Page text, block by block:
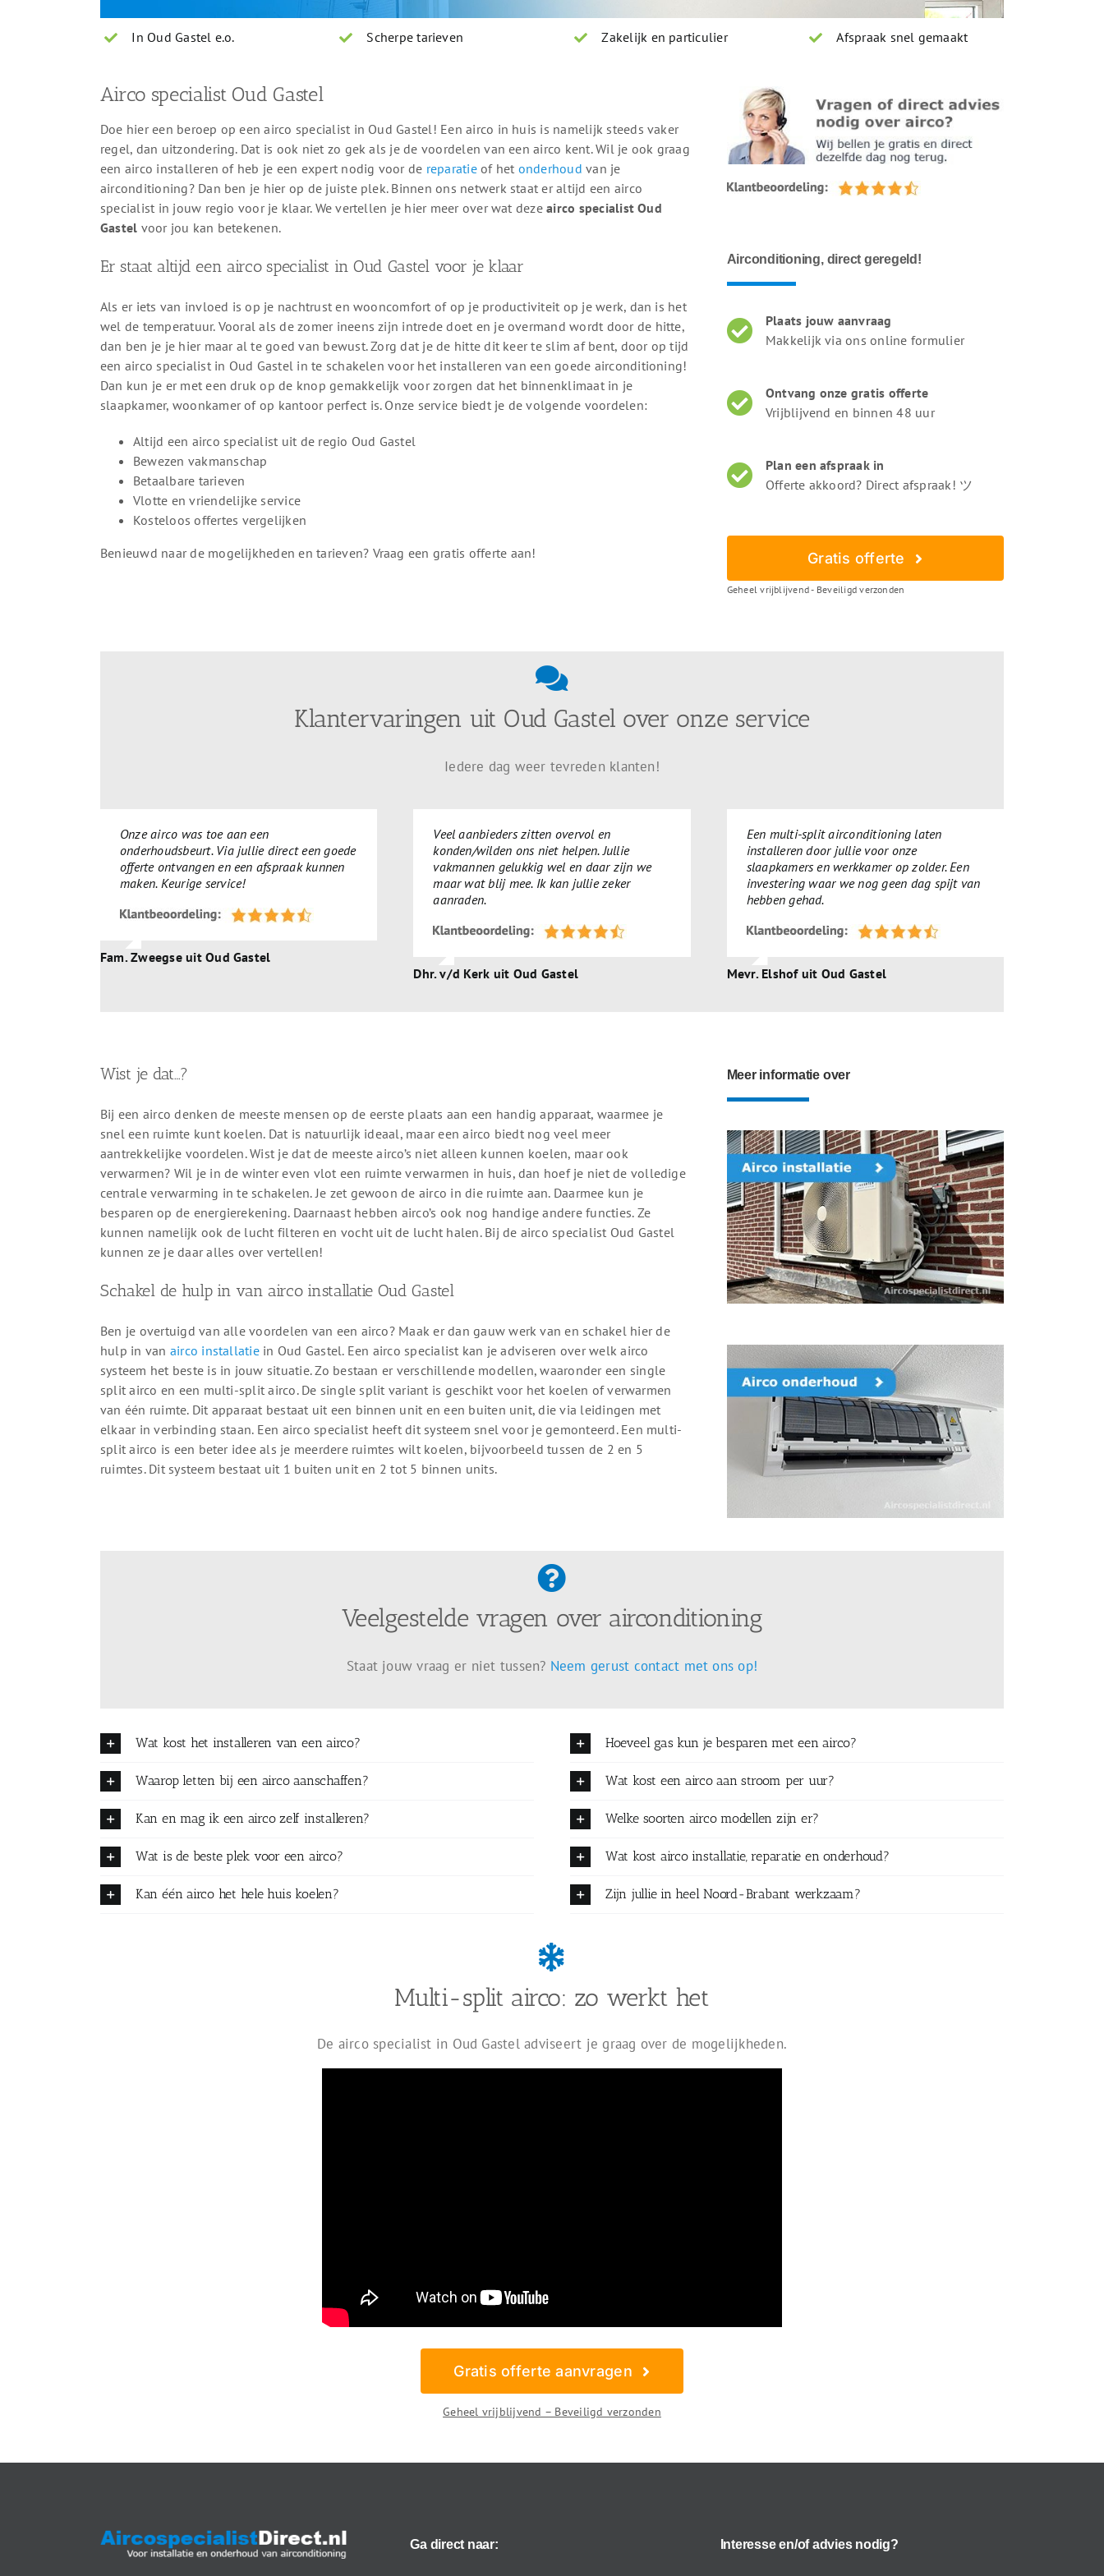
In Oud Gastel e.o. Scherpe tarieven Zakelijk en particulier Afspraak snel gemaakt
Airco specialist Oud Gastel
Doe hier een beroep op een airco specialist in Oud Gastel! Een airco in huis is namelijk steeds vaker
regel, dan uitzondering. Dat is ook niet zo gek als je de voordelen van een airco kent. Wil je ook graag
een airco installeren of heb je een expert nodig voor de reparatieof het onderhoud van je
airconditioning? Dan ben je hier op de juiste plek. Binnen ons netwerk staat er altijd een airco
specialist in jouw regio voor je klaar. We vertellen je hier meer over wat dezeairco specialist Oud
Gastel voor jou kan betekenen.
Er staat altijd een airco specialist in Oud Gastel voor je klaar
Als er iets van invloed is op je nachtrust en wooncomfort of op je productiviteit op je werk, dan is het
wel de temperatuur. Vooral als de zomer ineens zijn intrede doet en je overmand wordt door de hitte,
dan ben je je hier maar al te goed van bewust. Zorg dat je de hitte dit keer te slim af bent, door op tijd
een airco specialist in Oud Gastel in te schakelen voor het installeren van een goede airconditioning!
Dan kun je er met een druk op de knop gemakkelijk voor zorgen dat het binnenklimaat in je
slaapkamer, woonkamer of op kantoor perfect is. Onze service biedt je de volgende voordelen:
Altijd een airco specialist uit de regio Oud Gastel
Bewezen vakmanschap
Betaalbare tarieven
Vlotte en vriendelijke service
Kosteloos offertes vergelijken
Benieuwd naar de mogelijkheden en tarieven? Vraag een gratis offerte aan!
Airconditioning, direct geregeld!
Plaats jouw aanvraag
Makkelijk via ons online formulier
Ontvang onze gratis offerte
Vrijblijvend en binnen 48 uur
Plan een afspraak in
Offerte akkoord? Direct afspraak! ツ
Gratis offerte
Geheel vrijblijvend - Beveiligd verzonden
Klantervaringen uit Oud Gastel over onze service
Iedere dag weer tevreden klanten!
Onze airco was toe aan een
onderhoudsbeurt. Via jullie direct een goede
offerte ontvangen en een afspraak kunnen
maken. Keurige service!
Fam. Zweegse uit Oud Gastel
Veel aanbieders zitten overvol en
konden/wilden ons niet helpen. Jullie
vakmannen gelukkig wel en daar zijn we
maar wat blij mee. Ik kan jullie zeker
aanraden.
Dhr. v/d Kerk uit Oud Gastel
Een multi-split airconditioning laten
installeren door jullie voor onze
slaapkamers en werkkamer op zolder. Een
investering waar we nog geen dag spijt van
hebben gehad.
Mevr. Elshof uit Oud Gastel
Wist je dat…?
Bij een airco denken de meeste mensen op de eerste plaats aan een handig apparaat, waarmee je
snel een ruimte kunt koelen. Dat is natuurlijk ideaal, maar een airco biedt nog veel meer
aantrekkelijke voordelen. Wist je dat de meeste airco’s niet alleen kunnen koelen, maar ook
verwarmen? Wil je in de winter even vlot een ruimte verwarmen in huis, dan hoef je niet de volledige
centrale verwarming in te schakelen. Je zet gewoon de airco in die ruimte aan. Daarmee kun je
besparen op de energierekening. Daarnaast hebben airco’s ook nog handige andere functies. Ze
kunnen namelijk ook de lucht filteren en vocht uit de lucht halen. Bij de airco specialist Oud Gastel
kunnen ze je daar alles over vertellen!
Schakel de hulp in van airco installatie Oud Gastel
Ben je overtuigd van alle voordelen van een airco? Maak er dan gauw werk van en schakel hier de
hulp in van airco installatiein Oud Gastel. Een airco specialist kan je adviseren over welk airco
systeem het beste is in jouw situatie. Zo bestaan er verschillende modellen, waaronder een single
split airco en een multi-split airco. De single split variant is geschikt voor het koelen of verwarmen
van één ruimte. Dit apparaat bestaat uit een binnen unit en een buiten unit, die via leidingen met
elkaar in verbinding staan. Een airco specialist heeft dit systeem snel voor je gemonteerd. Een multi-
split airco is een beter idee als je meerdere ruimtes wilt koelen, bijvoorbeeld tussen de 2 en 5
ruimtes. Dit systeem bestaat uit 1 buiten unit en 2 tot 5 binnen units.
Meer informatie over
Veelgestelde vragen over airconditioning
Staat jouw vraag er niet tussen? Neem gerust contact met ons op!
Wat kost het installeren van een airco?
Waarop letten bij een airco aanschaffen?
Kan en mag ik een airco zelf installeren?
Wat is de beste plek voor een airco?
Kan één airco het hele huis koelen?
Hoeveel gas kun je besparen met een airco?
Wat kost een airco aan stroom per uur?
Welke soorten airco modellen zijn er?
Wat kost airco installatie, reparatie en onderhoud?
Zijn jullie in heel Noord-Brabant werkzaam?
Multi-split airco: zo werkt het
De airco specialist in Oud Gastel adviseert je graag over de mogelijkheden.
Gratis offerte aanvragen
Geheel vrijblijvend – Beveiligd verzonden
Ga direct naar: Interesse en/of advies nodig?